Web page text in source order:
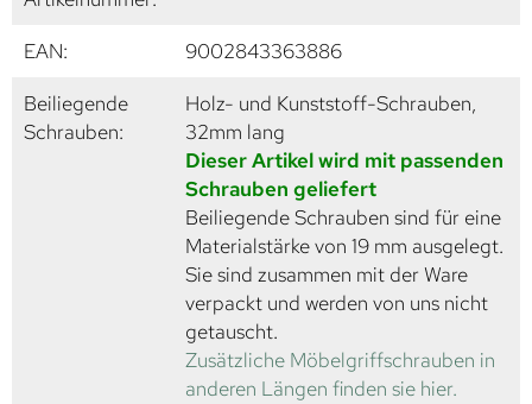
EAN:
9002843363886
Beiliegende
Schrauben:
Holz- und Kunststoff-Schrauben,
32mm lang
Dieser Artikel wird mit passenden
Schrauben geliefert
Beiliegende Schrauben sind für eine
Materialstärke von 19 mm ausgelegt.
Sie sind zusammen mit der Ware
verpackt und werden von uns nicht
getauscht.
Zusätzliche Möbelgriffschrauben in
anderen Längen finden sie hier.